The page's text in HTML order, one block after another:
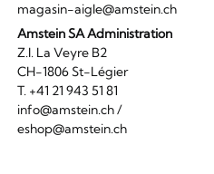
magasin-aigle@amstein.ch
Amstein SA Administration
Z.I. La Veyre B2
CH-1806 St-Légier
T. +41 21 943 51 81
info@amstein.ch/
eshop@amstein.ch